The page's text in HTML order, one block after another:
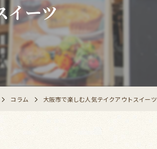
キッシュ
おしゃれ
イーツ
コラム 大阪市で楽しむ人気テイクアウトスイーツ